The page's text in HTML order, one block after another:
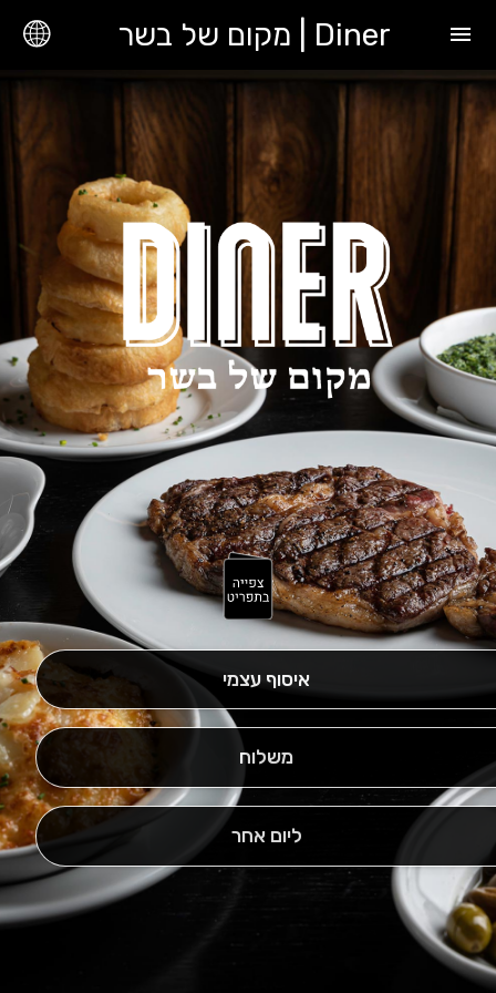
menu Diner | מקום של בשר
איסוף עצמי
משלוח
ליום אחר